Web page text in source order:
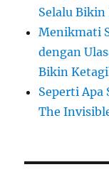
Selalu Bikin
Menikmati
dengan
Bikin
Seperti Apa
The